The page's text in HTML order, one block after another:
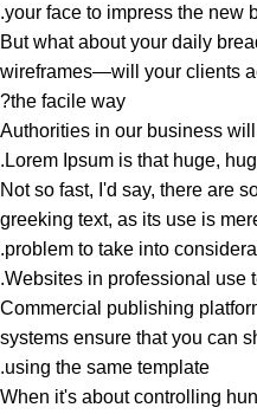
your face to impress the new
But what about your daily
wireframes—will your clients
the facile way?
Authorities in our business
Lorem Ipsum is that huge,
Not so fast, I'd say, there are
greeking text, as its use is
problem to take into
Websites in professional use
Commercial publishing
systems ensure that you can
using the same template.
When it's about controlling